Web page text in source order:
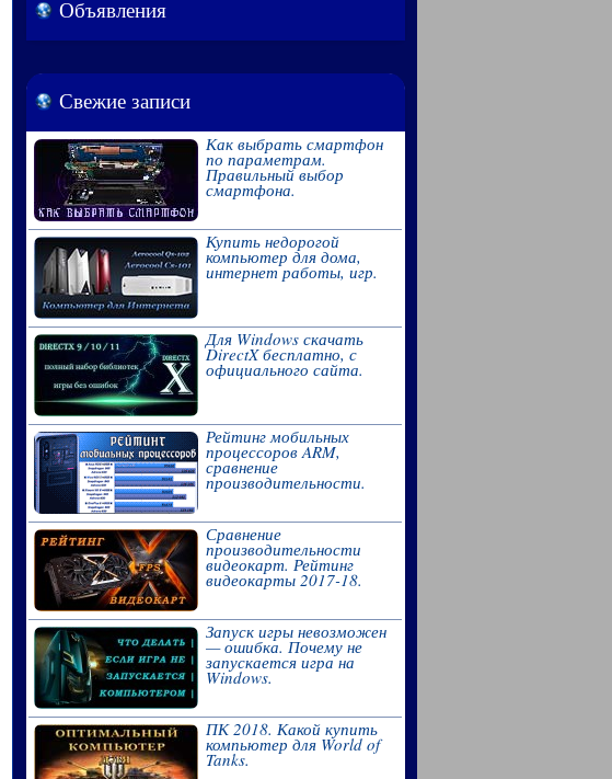
Объявления
Свежие записи
Как выбрать смартфон
по параметрам.
Правильный выбор
смартфона.
Купить недорогой
компьютер для дома,
интернет работы, игр.
Для Windows скачать
DirectX бесплатно, с
официального сайта.
Рейтинг мобильных
процессоров ARM,
сравнение
производительности.
Сравнение
производительности
видеокарт. Рейтинг
видеокарты 2017-18.
Запуск игры невозможен
— ошибка. Почему не
запускается игра на
Windows.
ПК 2018. Какой купить
компьютер для World of
Tanks.